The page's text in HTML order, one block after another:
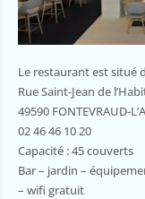
Le restaurant est situé
Rue Saint-Jean de
49590 FONTEVRAUD-
02 46 46 10 20
Capacité : 45 couverts
Bar – jardin –
– wifi gratuit